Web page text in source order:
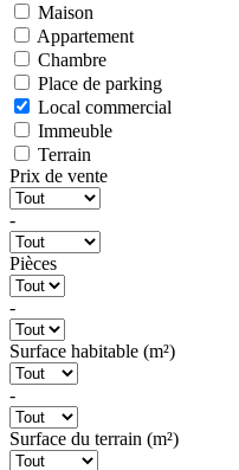
Maison
Appartement
Chambre
Place de parking
Local commercial
Immeuble
Terrain
Prix de vente
-
Pièces
-
Surface habitable (m²)
-
Surface du terrain (m²)